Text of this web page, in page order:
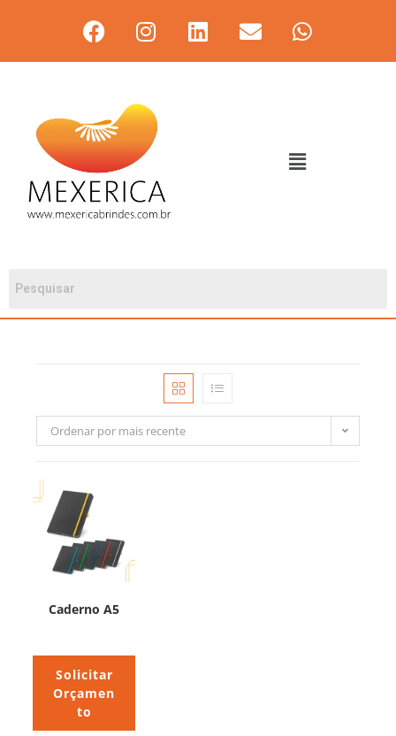
Ordenar por mais recente
Caderno A5
Solicitar
Orçamen
to